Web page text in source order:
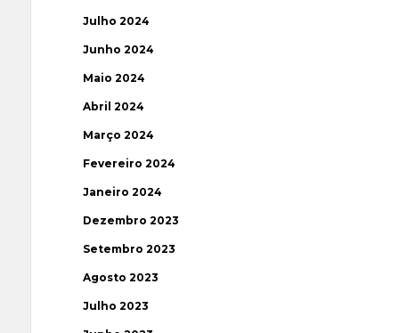
Julho 2024
Junho 2024
Maio 2024
Abril 2024
Março 2024
Fevereiro 2024
Janeiro 2024
Dezembro 2023
Setembro 2023
Agosto 2023
Julho 2023